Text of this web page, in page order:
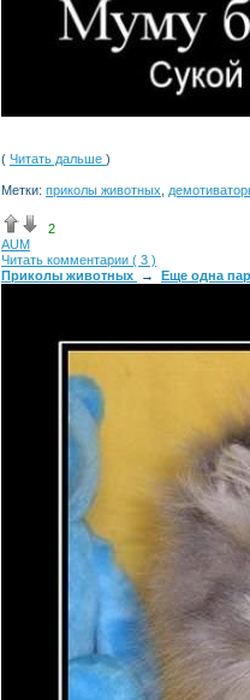
( Читать дальше )
Метки: приколы животных
2
AUM
Читать комментарии ( 3 )
Приколы животных
→ Еще одна